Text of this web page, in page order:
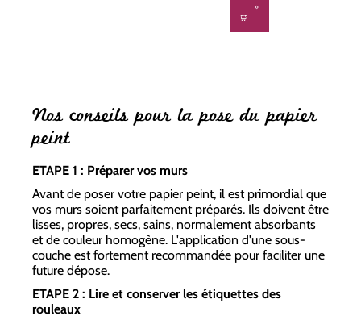
Nos conseils pour la pose du papier
peint
ETAPE 1 : Préparer vos murs
Avant de poser votre papier peint, il est primordial que
vos murs soient parfaitement préparés. Ils doivent être
lisses, propres, secs, sains, normalement absorbants
et de couleur homogène. L'application d'une sous-
couche est fortement recommandée pour faciliter une
future dépose.
ETAPE 2 : Lire et conserver les étiquettes des
rouleaux